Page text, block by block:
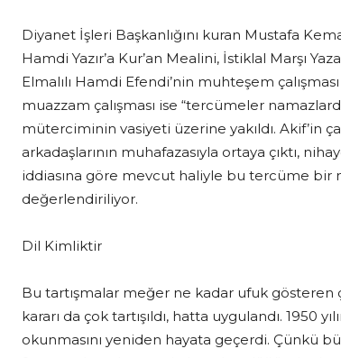
Diyanet İşleri Başkanlığını kuran Mustafa
Hamdi Yazır’a Kur’an Mealini, İstiklal Marşı
Elmalılı Hamdi Efendi’nin muhteşem
muazzam çalışması ise “tercümeler
müterciminin vasiyeti üzerine yakıldı. Akif’in
arkadaşlarının muhafazasıyla ortaya çıktı,
iddiasına göre mevcut haliyle bu tercüme bir
değerlendiriliyor.
Dil Kimliktir
Bu tartışmalar meğer ne kadar ufuk gösteren
kararı da çok tartışıldı, hatta uygulandı.
okunmasını yeniden hayata geçerdi. Çünkü